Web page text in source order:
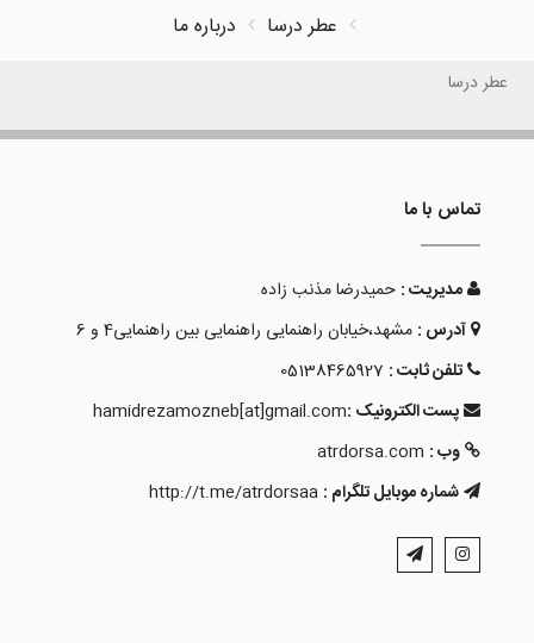
عطر درسا درباره ما
عطر درسا
تماس با ما
مدیریت : حمیدرضا مذنب زاده
آدرس : مشهد،خیابان راهنمایی راهنمایی بین راهنمایی4 و 6
تلفن ثابت : 05138465927
پست الکترونیک :hamidrezamozneb[at]gmail.com
وب : atrdorsa.com
شماره موبایل تلگرام :